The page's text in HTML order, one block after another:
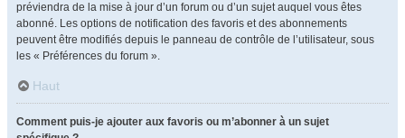
préviendra de la mise à jour d’un forum ou d’un sujet auquel vous êtes
abonné. Les options de notification des favoris et des abonnements
peuvent être modifiés depuis le panneau de contrôle de l’utilisateur, sous
les « Préférences du forum ».
Haut
Comment puis-je ajouter aux favoris ou m’abonner à un sujet